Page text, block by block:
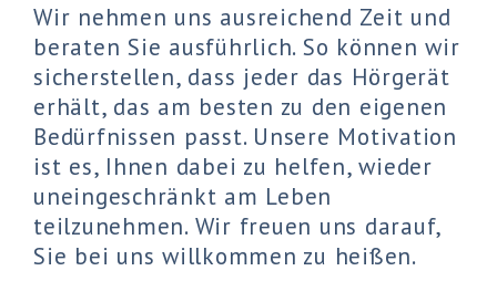
Wir nehmen uns ausreichend Zeit und
beraten Sie ausführlich. So können wir
sicherstellen, dass jeder das Hörgerät
erhält, das am besten zu den eigenen
Bedürfnissen passt. Unsere Motivation
ist es, Ihnen dabei zu helfen, wieder
uneingeschränkt am Leben
teilzunehmen. Wir freuen uns darauf,
Sie bei uns willkommen zu heißen.